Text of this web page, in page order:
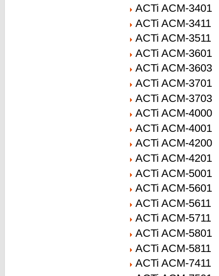
ACTi ACM-3401
ACTi ACM-3411
ACTi ACM-3511
ACTi ACM-3601
ACTi ACM-3603
ACTi ACM-3701
ACTi ACM-3703
ACTi ACM-4000
ACTi ACM-4001
ACTi ACM-4200
ACTi ACM-4201
ACTi ACM-5001
ACTi ACM-5601
ACTi ACM-5611
ACTi ACM-5711
ACTi ACM-5801
ACTi ACM-5811
ACTi ACM-7411